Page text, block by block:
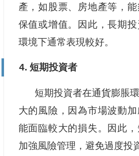
產，如股票、房地產等，
保值或增值。因此，長期
環境下通常表現較好。
4. 短期投資者
短期投資者在通貨膨脹
大的風險，因為市場波動
能面臨較大的損失。因此
加強風險管理，避免過度投